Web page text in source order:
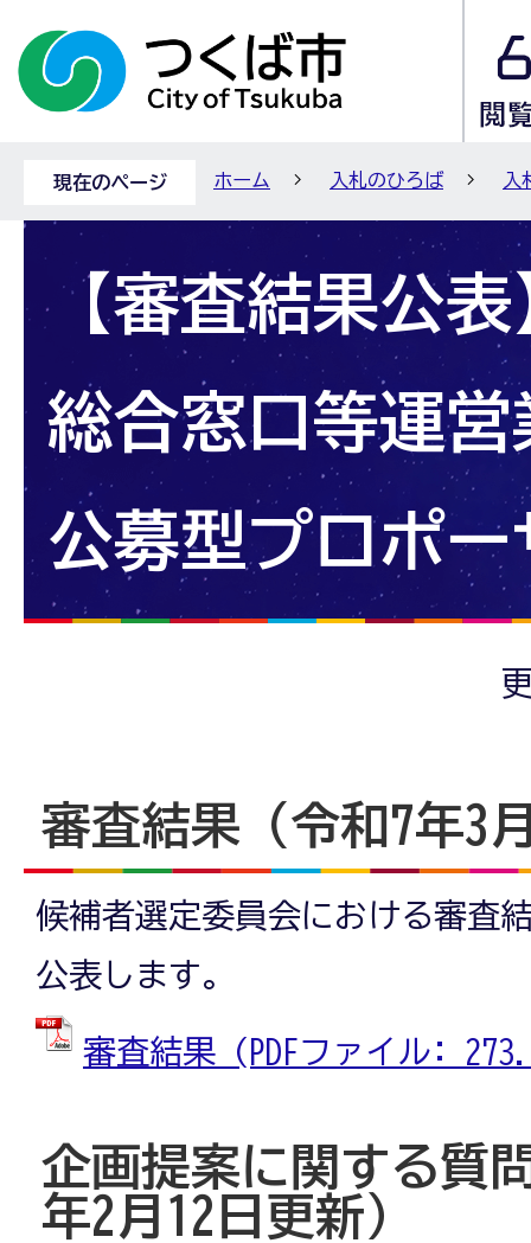
現在のページ ホーム 入札のひろば 入
【審査結果公表
総合窓口等運
公募型プロポー
審査結果（令和7年3
候補者選定委員会における審査
公表します。
審査結果 (PDFファイル:
企画提案に関する質
年2月12日更新）